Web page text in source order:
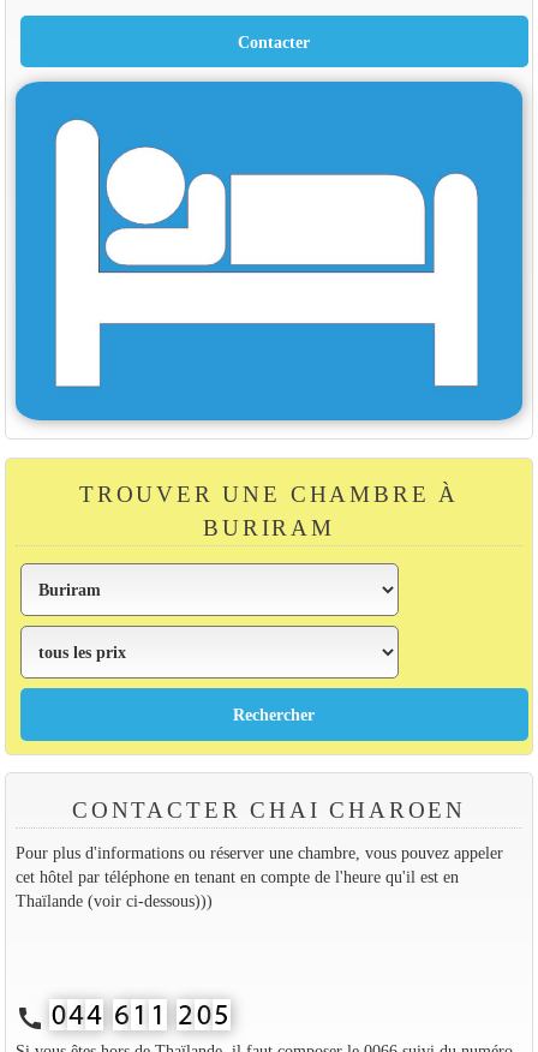
TROUVER UNE CHAMBRE À
BURIRAM
CONTACTER CHAI CHAROEN
Pour plus d'informations ou réserver une chambre, vous pouvez appeler
cet hôtel par téléphone en tenant en compte de l'heure qu'il est en
Thaïlande (voir ci-dessous)))
call